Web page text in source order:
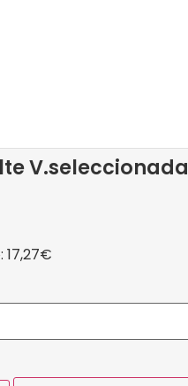
V.seleccionada
17,27€